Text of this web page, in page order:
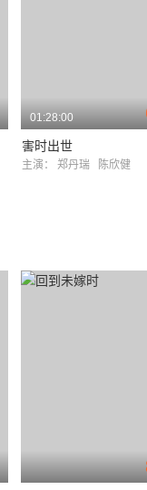
01:28:00
害时出世
主演： 郑丹瑞 陈欣健